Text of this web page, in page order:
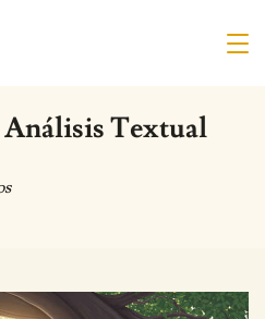
Textual